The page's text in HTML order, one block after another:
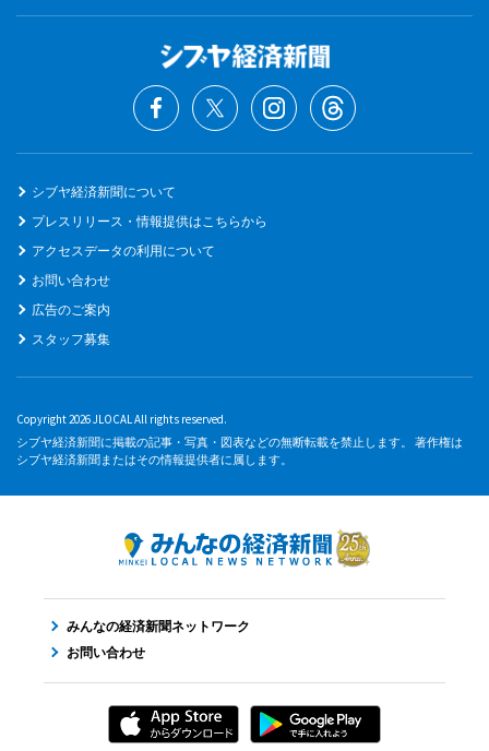
シブヤ経済新聞について
プレスリリース・情報提供はこちらから
アクセスデータの利用について
お問い合わせ
広告のご案内
スタッフ募集
Copyright 2026 JLOCAL All rights reserved.
シブヤ経済新聞に掲載の記事・写真・図表などの無断転載を禁止します。 著作権は
シブヤ経済新聞またはその情報提供者に属します。
みんなの経済新聞ネットワーク
お問い合わせ